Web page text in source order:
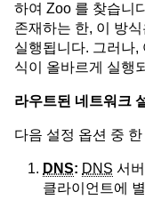
하여 Zoo 를 찾습니
존재하는 한, 이 방
실행됩니다. 그러나,
식이 올바르게 실행
라우트된 네트워크
다음 설정 옵션 중
DNS: DNS 서
클라이언트에